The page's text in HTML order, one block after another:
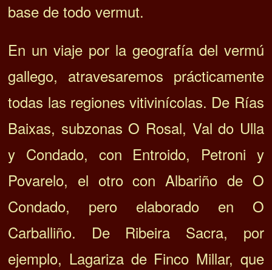
base de todo vermut.
En un viaje por la geografía del vermú
gallego, atravesaremos prácticamente
todas las regiones vitivinícolas. De Rías
Baixas, subzonas O Rosal, Val do Ulla
y Condado, con Entroido, Petroni y
Povarelo, el otro con Albariño de O
Condado, pero elaborado en O
Carballiño. De Ribeira Sacra, por
ejemplo, Lagariza de Finco Millar, que